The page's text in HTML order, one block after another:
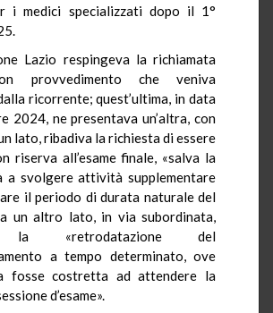
i medici specializzati dopo il 1°
Lazio respingeva la richiamata
provvedimento che veniva
ricorrente; quest’ultima, in data
2024, ne presentava un’altra, con
lato, ribadiva la richiesta di essere
riserva all’esame finale, «salva la
a svolgere attività supplementare
il periodo di durata naturale del
un altro lato, in via subordinata,
la «retrodatazione del
a tempo determinato, ove
fosse costretta ad attendere la
d’esame».